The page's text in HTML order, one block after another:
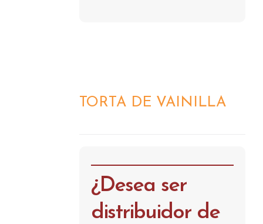
TORTA DE VAINILLA
¿Desea ser
distribuidor de